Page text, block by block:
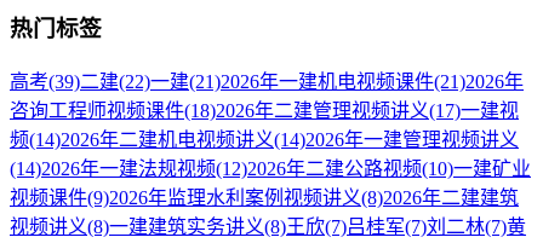
热门标签
高考(39)二建(22)一建(21)2026年一建机电视频课件(21)2026年
咨询工程师视频课件(18)2026年二建管理视频讲义(17)一建视
频(14)2026年二建机电视频讲义(14)2026年一建管理视频讲义
(14)2026年一建法规视频(12)2026年二建公路视频(10)一建矿业
视频课件(9)2026年监理水利案例视频讲义(8)2026年二建建筑
视频讲义(8)一建建筑实务讲义(8)王欣(7)吕桂军(7)刘二林(7)黄